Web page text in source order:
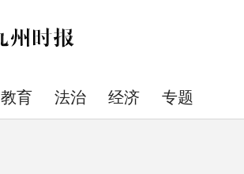
教育 法治 经济 专题